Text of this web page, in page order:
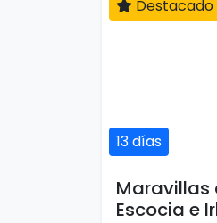
13 días
Destacado
Maravillas
Escocia e